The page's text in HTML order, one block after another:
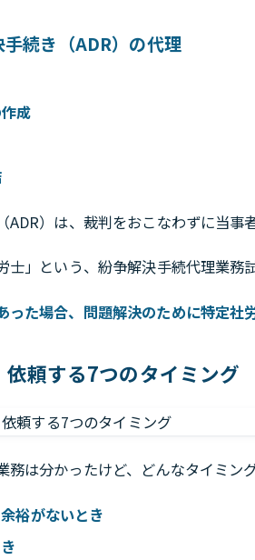
続き（ADR）の代理
成
ADR）は、裁判をおこなわずに当事
士」という、紛争解決手続代理業
った場合、問題解決のために特定社
頼する7つのタイミング
務は分かったけど、どんなタイミ
裕がないとき